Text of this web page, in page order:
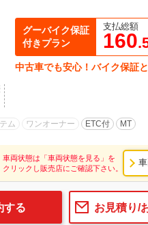
ム ワンオーナー ETC付 MT
グーバイク保証
付きプラン
支払総額
160
中古車でも安心！バイク保証
車両状態は「車両状態を見る」を
クリックし販売店にご確認下さい。
お見積り/
する